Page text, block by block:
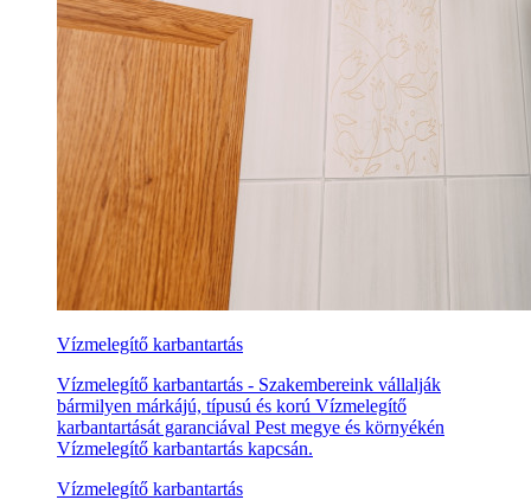
Vízmelegítő karbantartás
Vízmelegítő karbantartás - Szakembereink vállalják
bármilyen márkájú, típusú és korú Vízmelegítő
karbantartását garanciával Pest megye és környékén
Vízmelegítő karbantartás kapcsán.
Vízmelegítő karbantartás